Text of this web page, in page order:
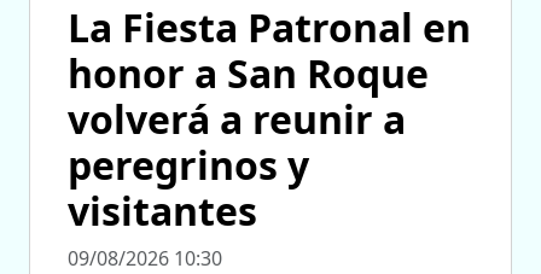
La Fiesta Patronal en
honor a San Roque
volverá a reunir a
peregrinos y
visitantes
09/08/2026 10:30